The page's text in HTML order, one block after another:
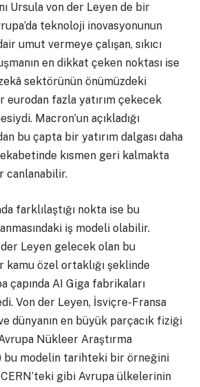
Ursula von der Leyen de bir
teknoloji inovasyonunun
umut vermeye çalışan, sıkıcı
en dikkat çeken noktası ise
sektörünün önümüzdeki
eurodan fazla yatırım çekecek
Macron’un açıkladığı
bu çapta bir yatırım dalgası daha
kısmen geri kalmakta
canlanabilir.
farklılaştığı nokta ise bu
iş modeli olabilir.
Leyen gelecek olan bu
kamu özel ortaklığı şeklinde
çapında AI Giga fabrikaları
Von der Leyen, İsviçre-Fransa
dünyanın en büyük parçacık fiziği
Nükleer Araştırma
bu modelin tarihteki bir örneğini
gibi Avrupa ülkelerinin